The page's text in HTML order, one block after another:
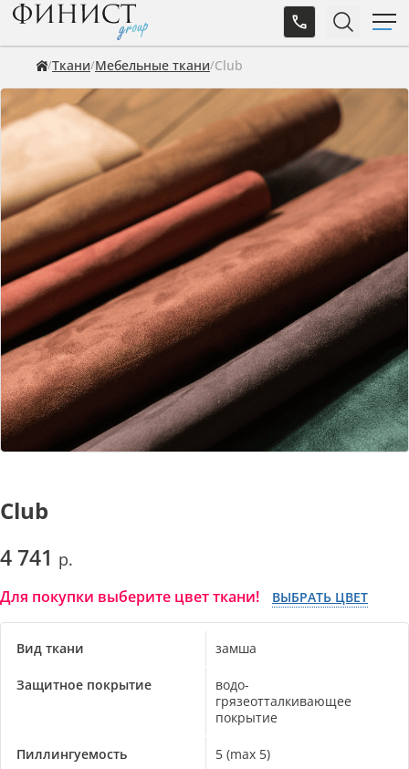
Ткани Мебельные ткани Club
Club
4 741
Для покупки выберите цвет ткани! ВЫБРАТЬ ЦВЕТ
Вид ткани замша
Защитное покрытие
водо-
грязеотталкивающее
покрытие
Пиллингуемость 5 (max 5)